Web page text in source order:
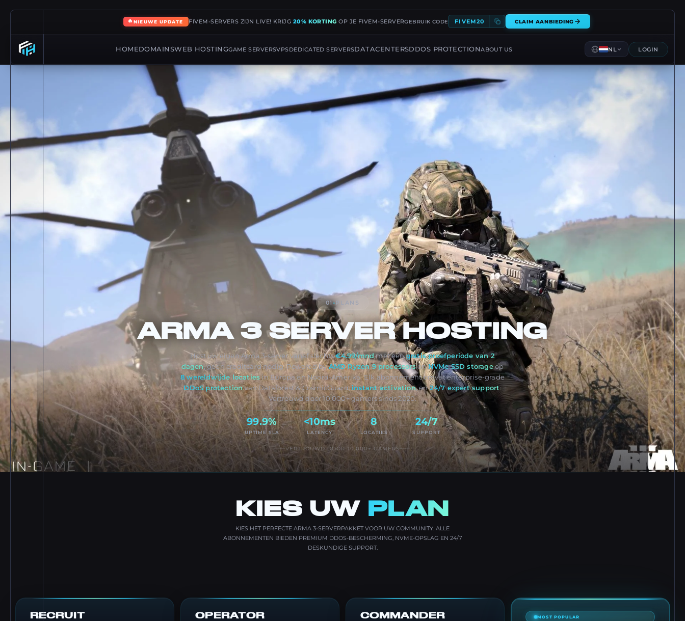
🔥NIEUWE UPDATE FIVEM-SERVERS ZIJN LIVE! KRIJG 20% KORTING OP JE FIVEM-SERVERGEBRUIK CODE FIVEM20 CLAIM AANBIEDING
HOMEDOMAINSWEB HOSTINGGAME SERVERSVPSDEDICATED SERVERSDATACENTERSDDOS PROTECTIONABOUT US NL LOGIN
01-PLANS
ARMA 3 SERVER HOSTING
Host uw eigen Arma 3-server vanaf slechts€4.99/mndmet eengratis proefperiode van 2
dagen, geen creditcard nodig. Powered byAMD Ryzen 9 processorsenNVMe SSD storageop
8 wereldwijde locatiesin Europa en Noord-Amerika. Elk abonnement omvat enterprise-grade
DDoS protectionvan Dataforest & CosmicGuard,instant activation, en24/7 expert support.
Vertrouwd door 10,000+ gamers sinds 2020.
99.9%
UPTIME SLA
<10ms
LATENCY
8
LOCATIES
24/7
SUPPORT
VERTROUWD DOOR 10,000+ GAMERS
KIES UW PLAN
KIES HET PERFECTE ARMA 3-SERVERPAKKET VOOR UW COMMUNITY. ALLE
ABONNEMENTEN BIEDEN PREMIUM DDOS-BESCHERMING, NVME-OPSLAG EN 24/7
DESKUNDIGE SUPPORT.
RECRUIT
OPERATOR
COMMANDER
MOST POPULAR